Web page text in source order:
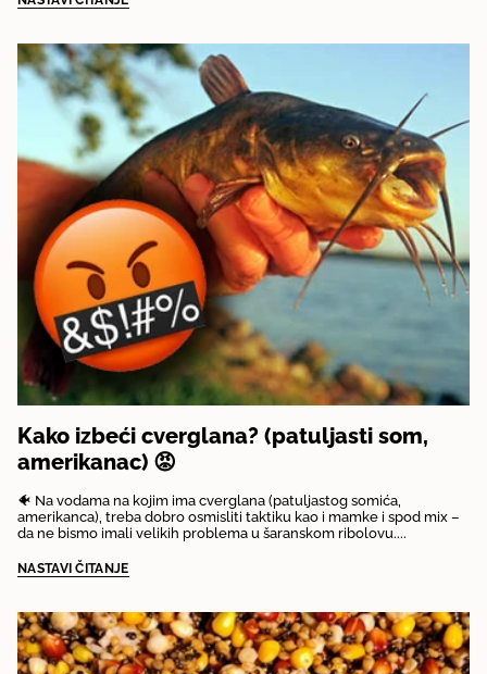
Kako izbeći cverglana? (patuljasti som,
amerikanac) 😡
🐠 Na vodama na kojim ima cverglana (patuljastog somića,
amerikanca), treba dobro osmisliti taktiku kao i mamke i spod mix –
da ne bismo imali velikih problema u šaranskom ribolovu....
NASTAVI ČITANJE